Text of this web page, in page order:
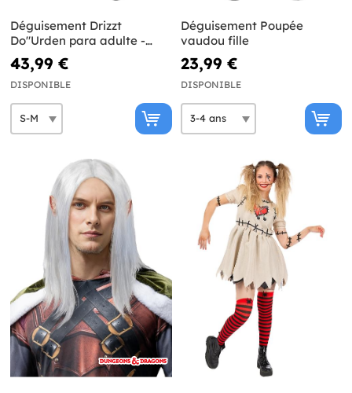
Déguisement Drizzt
Do"Urden para adulte -
Dungeons and Dragons
43,99 €
DISPONIBLE
Déguisement Poupée
vaudou fille
23,99 €
DISPONIBLE